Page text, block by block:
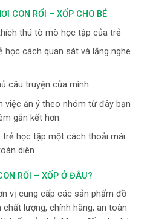
CON RỐI – XỐP CHO BÉ
thú tò mò học tập của trẻ
học cách quan sát và lắng nghe
câu truyện của mình
việc ăn ý theo nhóm từ đây bạn
gắn kết hơn.
trẻ học tập một cách thoải mái
diên.
RỐI – XỐP Ở ĐÂU?
vị cung cấp các sản phẩm đồ
lượng, chính hãng, an toàn